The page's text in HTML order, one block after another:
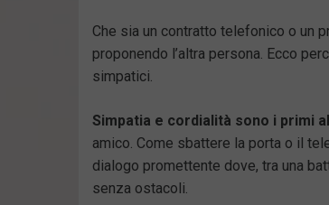
Che sia un contratto telefonico o un
proponendo l’altra persona. Ecco
simpatici.
Simpatia e cordialità sono i primi
amico. Come sbattere la porta o il
dialogo promettente dove, tra una
senza ostacoli.